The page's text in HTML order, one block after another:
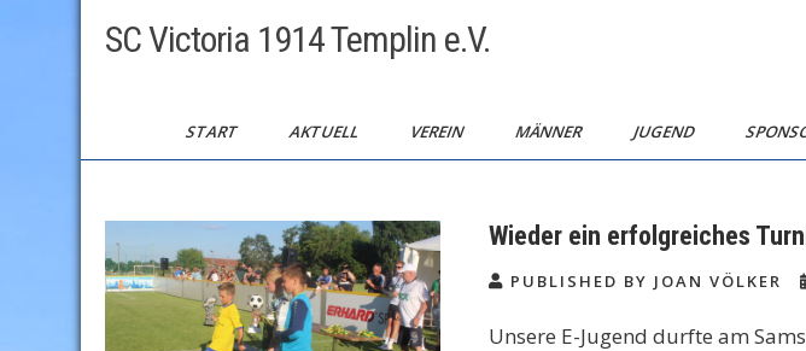
SC Victoria 1914 Templin e.V.
START AKTUELL VEREIN MÄNNER JUGEND
Wieder ein erfolgreiches
PUBLISHED BY JOAN VÖLKER
Unsere E-Jugend durfte am